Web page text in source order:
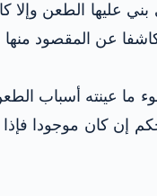
عليها الطعن وإلا
كاشفا عن المقصود
عينته أسباب
إن كان موجودا